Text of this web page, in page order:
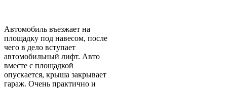
Автомобиль въезжает на
площадку под навесом, после
чего в дело вступает
автомобильный лифт. Авто
вместе с площадкой
опускается, крыша закрывает
гараж. Очень практично и